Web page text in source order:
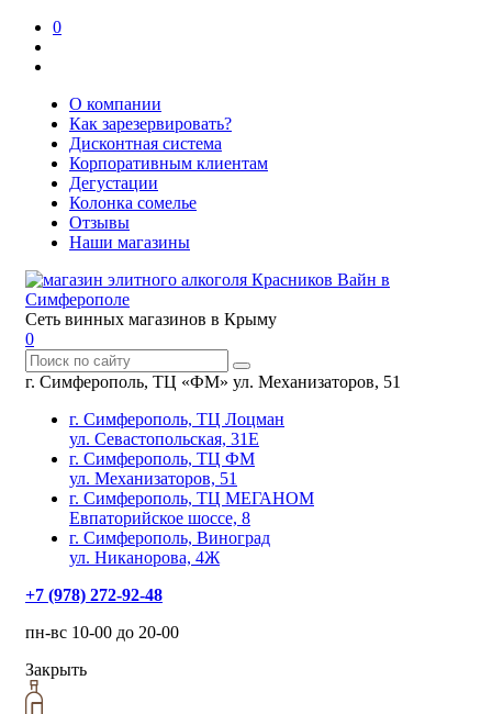
0
О компании
Как зарезервировать?
Дисконтная система
Корпоративным клиентам
Дегустации
Колонка сомелье
Отзывы
Наши магазины
Сеть винных магазинов в Крыму
0
г. Симферополь, ТЦ «ФМ» ул. Механизаторов, 51
г. Симферополь, ТЦ Лоцман
ул. Севастопольская, 31Е
г. Симферополь, ТЦ ФМ
ул. Механизаторов, 51
г. Симферополь, ТЦ МЕГАНОМ
Евпаторийское шоссе, 8
г. Симферополь, Виноград
ул. Никанорова, 4Ж
+7 (978) 272-92-48
пн-вс 10-00 до 20-00
Закрыть